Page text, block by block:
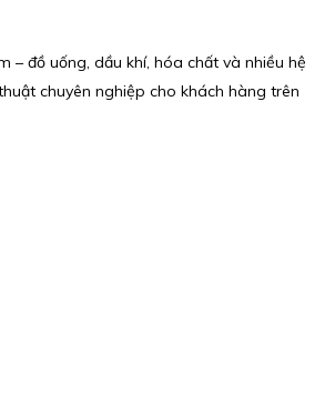
– đồ uống, dầu khí, hóa chất và nhiều hệ
chuyên nghiệp cho khách hàng trên